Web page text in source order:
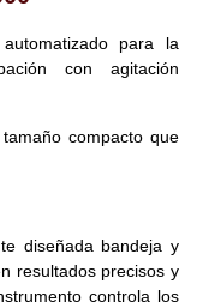
para la
con agitación
compacto que
diseñada bandeja y
resultados precisos y
controla los